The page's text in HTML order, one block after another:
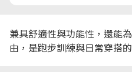
兼具舒適性與功能性，還能
由，是跑步訓練與日常穿搭